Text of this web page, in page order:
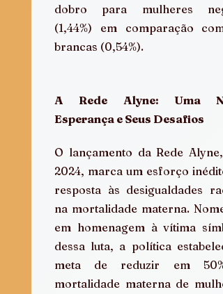
dobro para mulheres
(1,44%) em comparação
brancas (0,54%).
A Rede Alyne: Uma
Esperança e Seus Desafios
O lançamento da Rede Alyne,
2024, marca um esforço
resposta às desigualdades
na mortalidade materna.
em homenagem à vítima
dessa luta, a política
meta de reduzir em
mortalidade materna de